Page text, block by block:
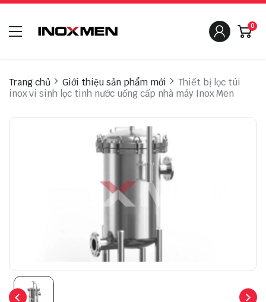
0
Trang chủ Giới thiệu sản phẩm mới
Thiết bị lọc túi
inox vi sinh lọc tinh nước uống cấp nhà máy Inox Men